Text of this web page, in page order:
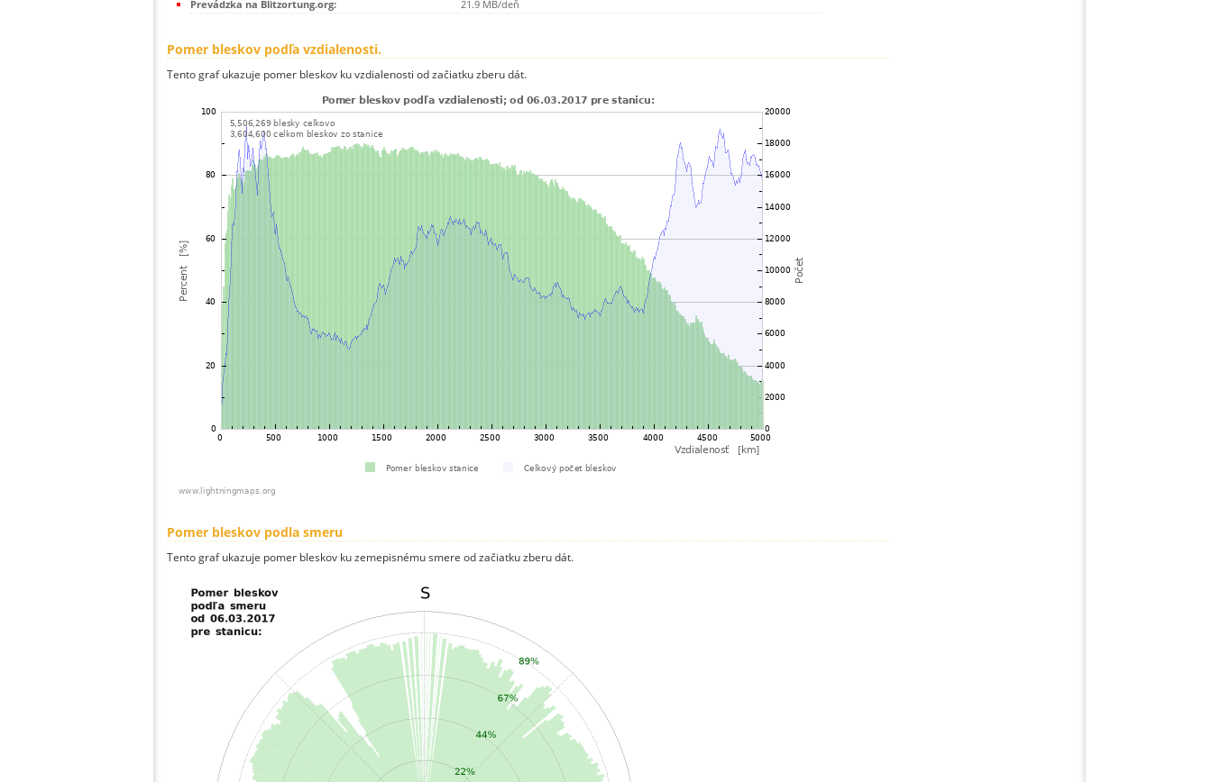
Prevádzka na Blitzortung.org:
21.9 MB/deň
Pomer bleskov podľa vzdialenosti.
Tento graf ukazuje pomer bleskov ku vzdialenosti od začiatku zberu dát.
Pomer bleskov podla smeru
Tento graf ukazuje pomer bleskov ku zemepisnému smere od začiatku zberu dát.